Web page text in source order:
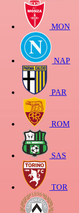
MON
NAP
PAR
ROM
SAS
TOR